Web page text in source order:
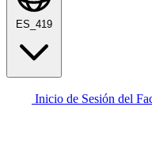
ES_419
Inicio de Sesión del